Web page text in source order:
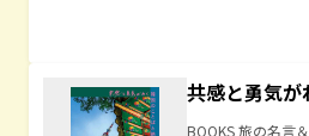
共感と勇気が
BOOKS 旅の名言